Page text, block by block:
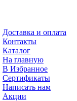
Доставка и оплата
Контакты
Каталог
На главную
В Избранное
Сертификаты
Написать нам
Акции